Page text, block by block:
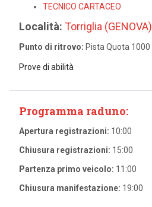
TECNICO CARTACEO
Località: Torriglia (GENOVA)
Punto di ritrovo: Pista Quota 1000
Prove di abilità
Programma raduno:
Apertura registrazioni: 10:00
Chiusura registrazioni: 15:00
Partenza primo veicolo: 11:00
Chiusura manifestazione: 19:00